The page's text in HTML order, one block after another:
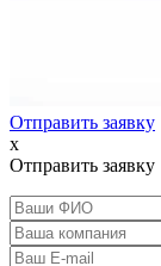
Отправить заявку
x
Отправить заявку